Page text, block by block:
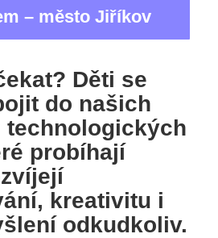
– město Jiříkov
Děti se
do našich
probíhají
kreativitu i
odkudkoliv.